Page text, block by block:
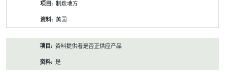
制造地方
美国
资料提供者是否正供应产品
是